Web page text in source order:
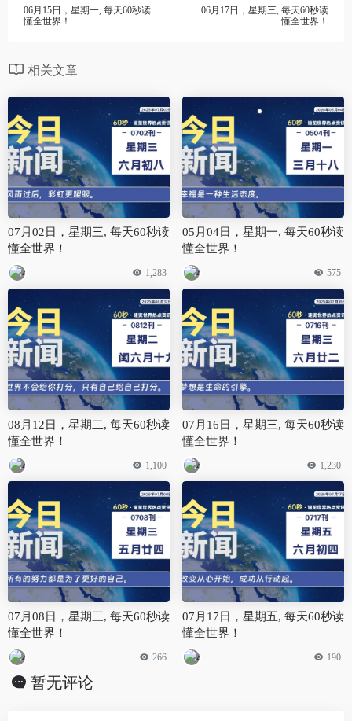
06月15日，星期一, 每天60秒读
懂全世界！
06月17日，星期三, 每天60秒读
懂全世界！
相关文章
07月02日，星期三, 每天60秒读
懂全世界！
1,283
05月04日，星期一, 每天60秒读
懂全世界！
575
08月12日，星期二, 每天60秒读
懂全世界！
1,100
07月16日，星期三, 每天60秒读
懂全世界！
1,230
07月08日，星期三, 每天60秒读
懂全世界！
266
07月17日，星期五, 每天60秒读
懂全世界！
190
暂无评论